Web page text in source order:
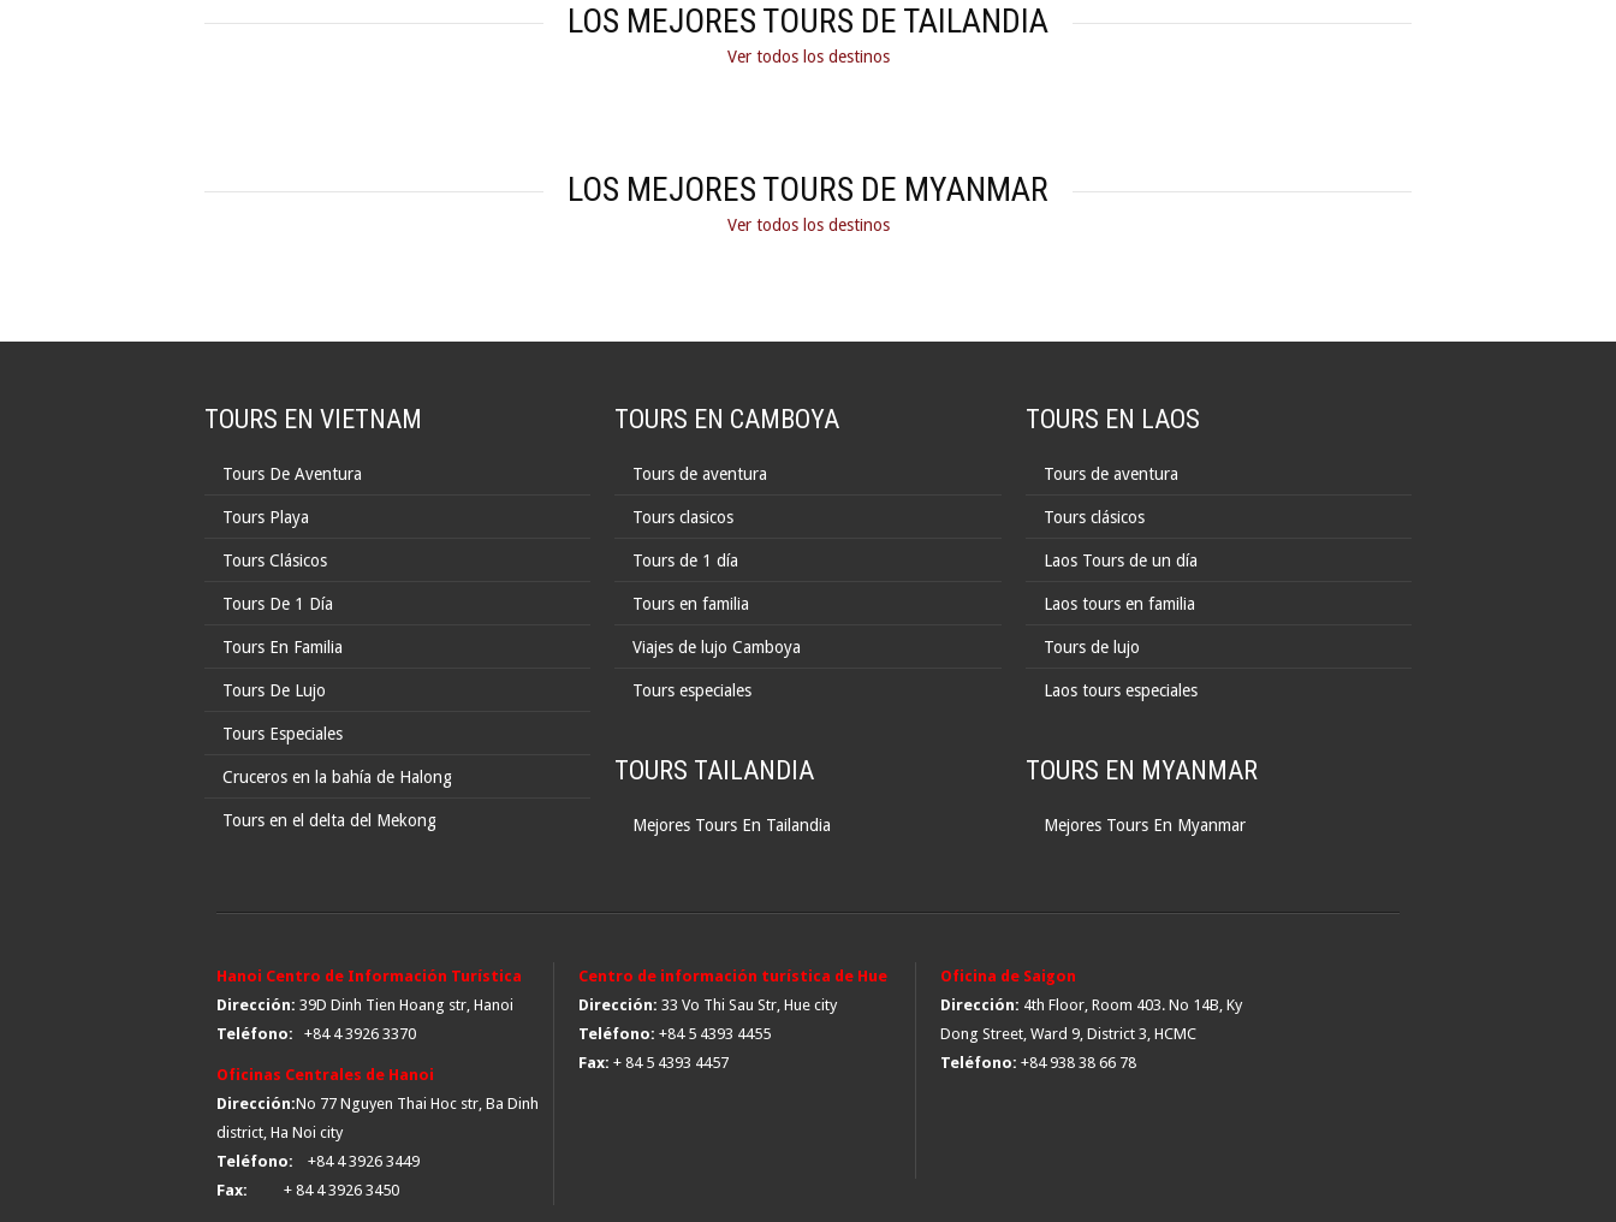
LOS MEJORES TOURS DE TAILANDIA
Ver todos los destinos
LOS MEJORES TOURS DE MYANMAR
Ver todos los destinos
TOURS EN VIETNAM
Tours De Aventura
Tours Playa
Tours Clásicos
Tours De 1 Día
Tours En Familia
Tours De Lujo
Tours Especiales
Cruceros en la bahía de Halong
Tours en el delta del Mekong
TOURS EN CAMBOYA
Tours de aventura
Tours clasicos
Tours de 1 día
Tours en familia
Viajes de lujo Camboya
Tours especiales
TOURS TAILANDIA
Mejores Tours En Tailandia
TOURS EN LAOS
Tours de aventura
Tours clásicos
Laos Tours de un día
Laos tours en familia
Tours de lujo
Laos tours especiales
TOURS EN MYANMAR
Mejores Tours En Myanmar
Hanoi Centro de Información Turística
Dirección: 39D Dinh Tien Hoang str, Hanoi
Teléfono:
+84 4 3926 3370
Oficinas Centrales de Hanoi
Dirección:No 77 Nguyen Thai Hoc str, Ba Dinh
district, Ha Noi city
Teléfono:
+84 4 3926 3449
Fax:
+ 84 4 3926 3450
Centro de información turística de Hue
Dirección: 33 Vo Thi Sau Str, Hue city
Teléfono: +84 5 4393 4455
Fax: + 84 5 4393 4457
Oficina de Saigon
Dirección: 4th Floor, Room 403. No 14B, Ky
Dong Street, Ward 9, District 3, HCMC
Teléfono: +84 938 38 66 78